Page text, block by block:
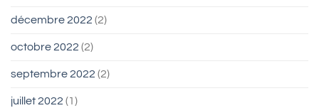
décembre 2022 (2)
octobre 2022 (2)
septembre 2022 (2)
juillet 2022 (1)